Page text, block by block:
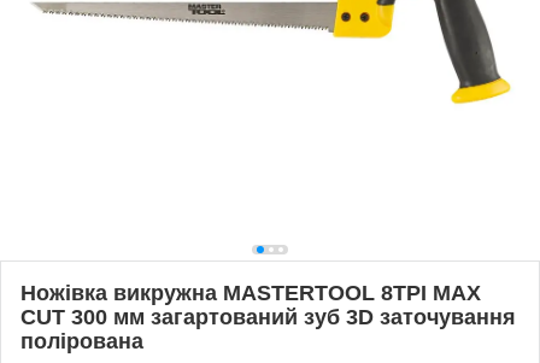
Ножівка викружна MASTERTOOL 8TPI MAX
CUT 300 мм загартований зуб 3D заточування
полірована